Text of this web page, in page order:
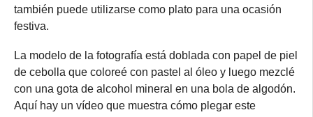
también puede utilizarse como plato para una ocasión
festiva.
La modelo de la fotografía está doblada con papel de piel
de cebolla que coloreé con pastel al óleo y luego mezclé
con una gota de alcohol mineral en una bola de algodón.
Aquí hay un vídeo que muestra cómo plegar este